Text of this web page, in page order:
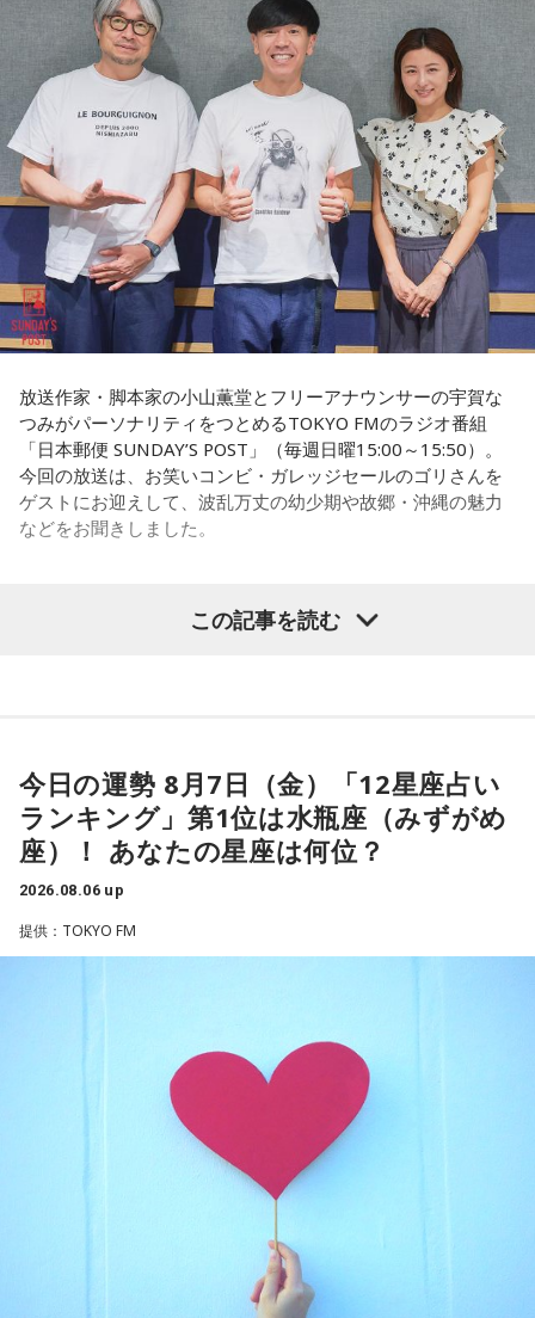
ると、その訪問客は茶封筒を机の上にソッと出します。そし
てドンはポン、ポン、ポン、と手を当てて厚さを確かめる。
そのままスーッと返す。返された側は帰りがけ、広いお庭の
中にあるお社に両手を合わせ、賽銭箱に封筒を置いていく、
と。こういう逸話がまことしやかに語られること自体が、ド
ンの権力を大きくしているんですね。直接、命令しなくても
周りが勝手に忖度して動く、というのがドンの世界です」
長野「こういうドンが全国にいる、というわけですね」
常井「福岡って大物議員がたくさんいました。その中で藏内
さんはどういう位置づけか。麻生さん、武田さん、かつては
古賀誠さん、山崎拓さん、村上正邦さん、といった方も。大
物が同じ県内にたくさんいることが、ドンを生み出す第2の条
件です」
長野「はい」
分かれていて。知事選や市長選があると保守分裂になってし
民党県連会長にもなれた。ドンは保守分裂の中で育つんです
ね」
放送ではさらにドンの実態についての解説が続いた。
本土復帰当時の記憶はありませんが、「僕らは“復帰っ子”と言
われている」と話すゴリさん。両親からは、復帰直後の沖縄
の活気や、ドルから円への切り替えをめぐる混乱を聞いて育
ちました。なかでも「『円になったほうがお金が減る』と文
句を言っていた」というエピソードは、当時ならではの出来
事として印象に残っているそうです。
小学生の頃に、「旅行に行こう」と言われて沖縄を離れ、大
阪へ。しかし翌朝、父親の姿はなく、「今日からおじさんと
おばさんと暮らすんだよ」と告げられます。「映画みたいな
嘘みたいな話で」と振り返るように、突然始まった新生活に
戸惑い、転校先でも誰とも話せない日々が続きました。
スの人気者の行動を観察。「面白いことをやると人が集ま
る」という気づきを得て、掃除の時間に机の上で松田聖子さ
んの「青い珊瑚礁」を歌いながら一発芸を披露。最初は教室
が静まり返ったものの、その後は「あんなに無口だった転校
生が急に変なことをやり出した」と話題になり、「お前、お
もろいな」「遊ぼうや」と友達の輪が一気に広がったといい
この出来事をきっかけに、「笑いは武器になる」と実感。
た。思いを伝えようとしたものの、感激のあまり「文法はめ
ちゃくちゃだし、早口で喋ったもんだから、ただただ引きつ
らせてしまいました」と当時を振り返り、苦笑いを見せまし
た。
沖縄を訪れたらぜひ足を運んでほしい場所として、ゴリさん
は国際通り近くの「せんべろ街」を紹介しました。「そこだ
け東南アジアの空気感もあるので、1つの場所で2つの旅行を
しているみたい」と、その独特の魅力を語ります。
なかでもおすすめとして挙げたのが「米仙」です。お酒3杯に
牛の握りが絶品」だと紹介。「炙りと生があるんですけど、
炙らないほうがおすすめです」と、地元ならではの楽しみ方
放送作家・脚本家の小山薫堂とフリーアナウンサーの宇賀な
つみがパーソナリティをつとめるTOKYO FMのラジオ番組
「日本郵便 SUNDAY’S POST」（毎週日曜15:00～15:50）。
今回の放送は、お笑いコンビ・ガレッジセールのゴリさんを
ゲストにお迎えして、波乱万丈の幼少期や故郷・沖縄の魅力
などをお聞きしました。
（左から）パーソナリティの小山薫堂、ゴリさん、宇賀なつ
ゴリさんは、1972年沖縄県那覇市生まれ。沖縄の本土復帰か
らわずか1週間後に生まれた“復帰っ子”です。1995年に中学時
代の同級生・川田広樹さんとガレッジセールを結成し、バラ
エティ番組などで人気を集めました。2006年からは映画監督
としても活動。2019年公開の映画「洗骨」はモスクワ国際映
督協会新人賞を受賞しました。また、「おきなわ新喜劇」の
旗揚げやYouTube「ゴリ★オキナワ」などを通じて、故郷・
本土復帰当時の記憶はありませんが、「僕らは“復帰っ子”と言
われている」と話すゴリさん。両親からは、復帰直後の沖縄
の活気や、ドルから円への切り替えをめぐる混乱を聞いて育
ちました。なかでも「『円になったほうがお金が減る』と文
句を言っていた」というエピソードは、当時ならではの出来
事として印象に残っているそうです。
阪へ。しかし翌朝、父親の姿はなく、「今日からおじさんと
おばさんと暮らすんだよ」と告げられます。「映画みたいな
嘘みたいな話で」と振り返るように、突然始まった新生活に
この記事を読む
今日の運勢 8月7日（金）「12星座占い
ランキング」第1位は水瓶座（みずがめ
座）！ あなたの星座は何位？
2026.08.06 up
提供：TOKYO FM